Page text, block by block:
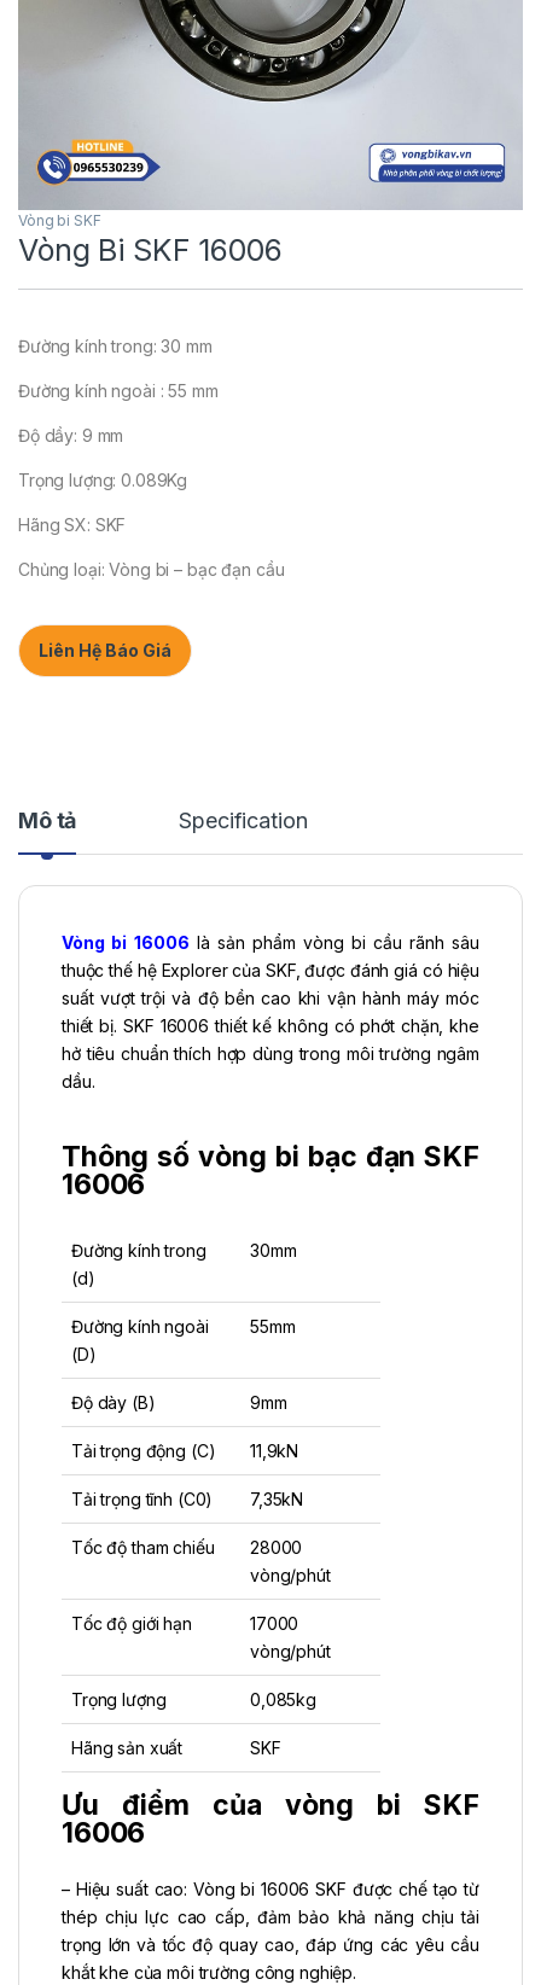
Vòng bi SKF
Vòng Bi SKF 16006
Đường kính trong: 30 mm
Đường kính ngoài : 55 mm
Độ dầy: 9 mm
Trọng lượng: 0.089Kg
Hãng SX: SKF
Chủng loại: Vòng bi – bạc đạn cầu
Liên Hệ Báo Giá
Mô tả Specification
Vòng bi 16006 là sản phẩm vòng bi cầu rãnh sâu
thuộc thế hệ Explorer của SKF, được đánh giá có hiệu
suất vượt trội và độ bền cao khi vận hành máy móc
thiết bị. SKF 16006 thiết kế không có phớt chặn, khe
hở tiêu chuẩn thích hợp dùng trong môi trường ngâm
dầu.
Thông số vòng bi bạc đạn SKF
16006
Đường kính trong
(d)
30mm
Đường kính ngoài
(D)
55mm
Độ dày (B) 9mm
Tải trọng động (C) 11,9kN
Tải trọng tĩnh (C0) 7,35kN
Tốc độ tham chiếu
28000
vòng/phút
Tốc độ giới hạn
17000
vòng/phút
Trọng lượng 0,085kg
Hãng sản xuất SKF
Ưu điểm của vòng bi SKF
16006
– Hiệu suất cao: Vòng bi 16006 SKF được chế tạo từ
thép chịu lực cao cấp, đảm bảo khả năng chịu tải
trọng lớn và tốc độ quay cao, đáp ứng các yêu cầu
khắt khe của môi trường công nghiệp.